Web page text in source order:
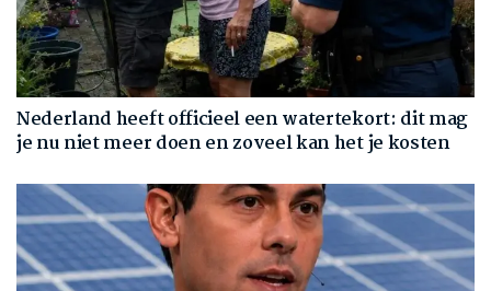
Nederland heeft officieel een watertekort: dit mag
je nu niet meer doen en zoveel kan het je kosten